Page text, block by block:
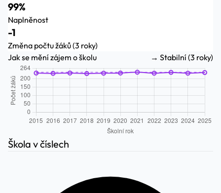
99%
Naplněnost
-1
Změna počtu žáků (3 roky)
Jak se mění zájem o školu
→ Stabilní (3 roky)
Škola v číslech